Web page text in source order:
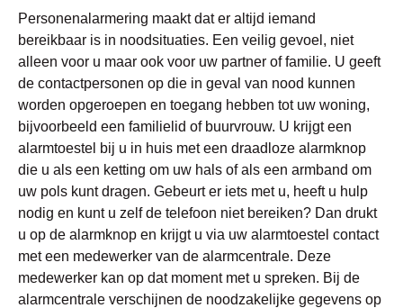
Personenalarmering maakt dat er altijd iemand
bereikbaar is in noodsituaties. Een veilig gevoel, niet
alleen voor u maar ook voor uw partner of familie. U geeft
de contactpersonen op die in geval van nood kunnen
worden opgeroepen en toegang hebben tot uw woning,
bijvoorbeeld een familielid of buurvrouw. U krijgt een
alarmtoestel bij u in huis met een draadloze alarmknop
die u als een ketting om uw hals of als een armband om
uw pols kunt dragen. Gebeurt er iets met u, heeft u hulp
nodig en kunt u zelf de telefoon niet bereiken? Dan drukt
u op de alarmknop en krijgt u via uw alarmtoestel contact
met een medewerker van de alarmcentrale. Deze
medewerker kan op dat moment met u spreken. Bij de
alarmcentrale verschijnen de noodzakelijke gegevens op